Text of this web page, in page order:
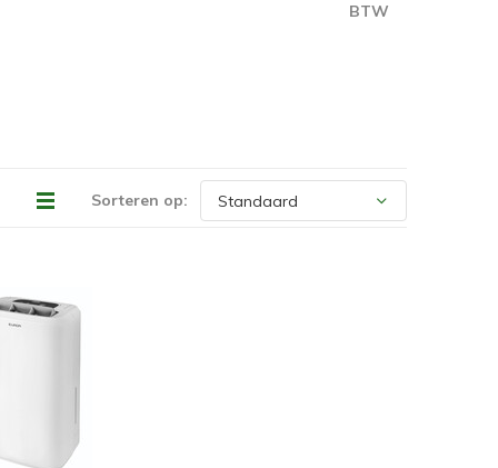
BTW
Sorteren op: